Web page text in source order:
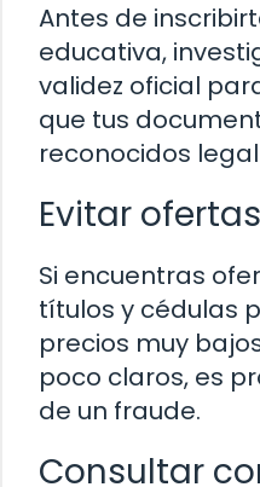
Antes de
educativa,
validez oficial
que tus
reconocidos
Evitar
Si encuentras
títulos y cédulas
precios muy
poco claros, es
de un fraude.
Consultar